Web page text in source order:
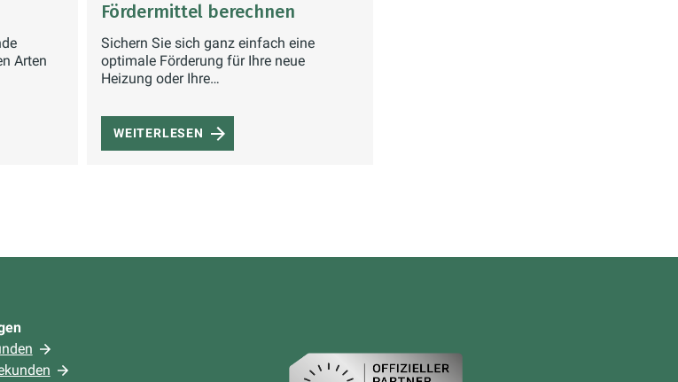
Arten
Fördermittel berechnen
Sichern Sie sich ganz einfach eine
optimale Förderung für Ihre neue
Heizung oder Ihre
WEITERLESEN